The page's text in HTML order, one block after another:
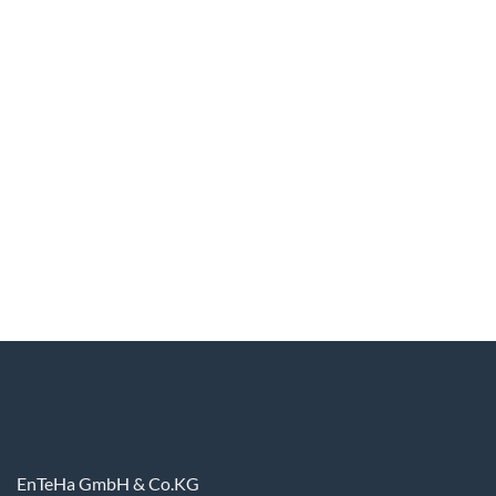
EnTeHa GmbH & Co.KG